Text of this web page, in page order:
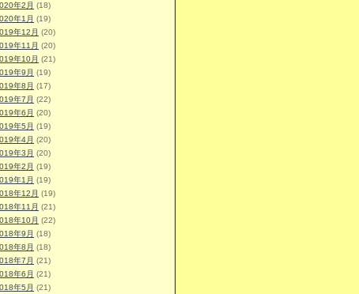
年2月 (18)
年1月 (19)
年12月 (20)
年11月 (20)
年10月 (21)
年9月 (19)
年8月 (17)
年7月 (22)
年6月 (20)
年5月 (19)
年4月 (20)
年3月 (20)
年2月 (19)
年1月 (19)
年12月 (19)
年11月 (21)
年10月 (22)
年9月 (18)
年8月 (18)
年7月 (21)
年6月 (21)
年5月 (21)